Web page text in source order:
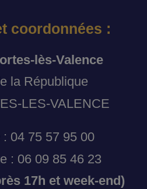
coordonnées :
lès-Valence
la République
LES-VALENCE
04 75 57 95 00
: 06 09 85 46 23
17h et week-end)